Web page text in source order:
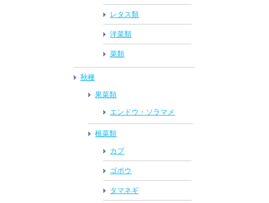
レタス類
洋菜類
菜類
秋種
果菜類
エンドウ・ソラマメ
根菜類
カブ
ゴボウ
タマネギ